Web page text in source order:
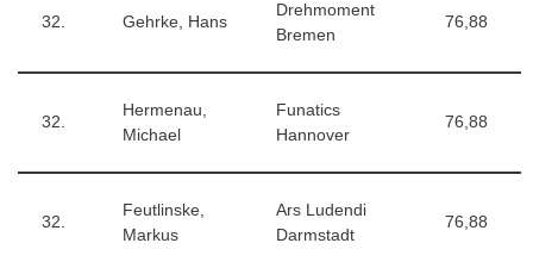
32. Gehrke, Hans
Drehmoment
Bremen
76,88
32.
Hermenau,
Michael
Funatics
Hannover
76,88
32.
Feutlinske,
Markus
Ars Ludendi
Darmstadt
76,88